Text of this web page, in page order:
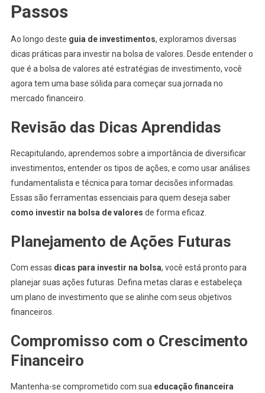
Passos
Ao longo deste guia de investimentos, exploramos diversas
dicas práticas para investir na bolsa de valores. Desde entender o
que é a bolsa de valores até estratégias de investimento, você
agora tem uma base sólida para começar sua jornada no
mercado financeiro.
Revisão das Dicas Aprendidas
Recapitulando, aprendemos sobre a importância de diversificar
investimentos, entender os tipos de ações, e como usar análises
fundamentalista e técnica para tomar decisões informadas.
Essas são ferramentas essenciais para quem deseja saber
como investir na bolsa de valores de forma eficaz.
Planejamento de Ações Futuras
Com essas dicas para investir na bolsa, você está pronto para
planejar suas ações futuras. Defina metas claras e estabeleça
um plano de investimento que se alinhe com seus objetivos
financeiros.
Compromisso com o Crescimento
Financeiro
Mantenha-se comprometido com sua educação financeira